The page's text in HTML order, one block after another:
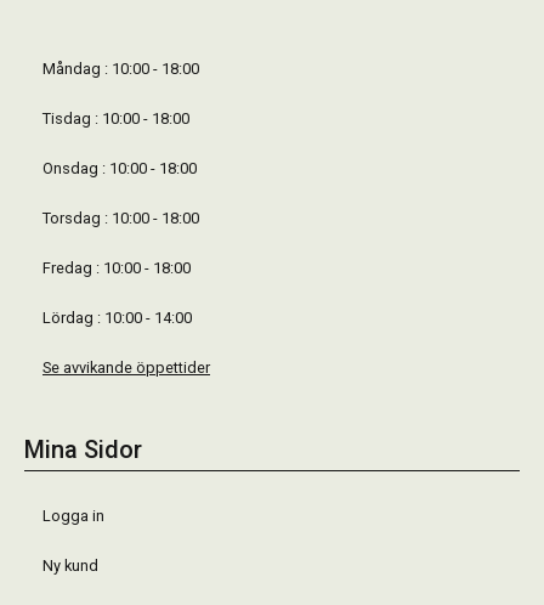
Måndag : 10:00 - 18:00
Tisdag : 10:00 - 18:00
Onsdag : 10:00 - 18:00
Torsdag : 10:00 - 18:00
Fredag : 10:00 - 18:00
Lördag : 10:00 - 14:00
Se avvikande öppettider
Mina Sidor
Logga in
Ny kund